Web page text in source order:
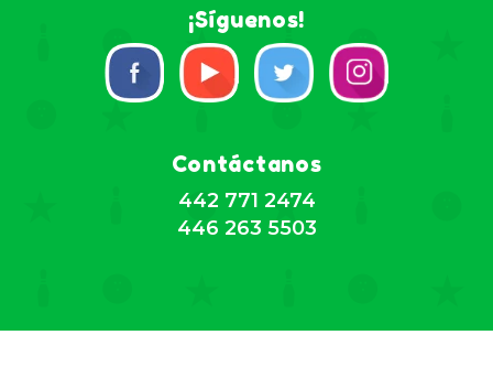
¡Síguenos!
Contáctanos
442 771 2474
446 263 5503